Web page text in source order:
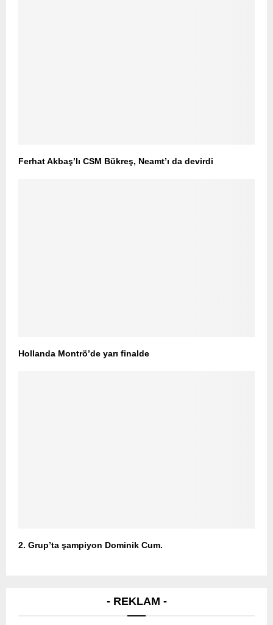
Ferhat Akbaş’lı CSM Bükreş, Neamt’ı da devirdi
Hollanda Montrö’de yarı finalde
2. Grup’ta şampiyon Dominik Cum.
- REKLAM -